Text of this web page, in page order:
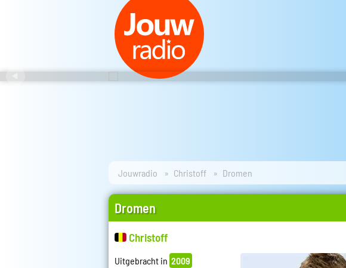
Jouwradio Christoff Dromen
Dromen
Christoff
Uitgebracht in 2009